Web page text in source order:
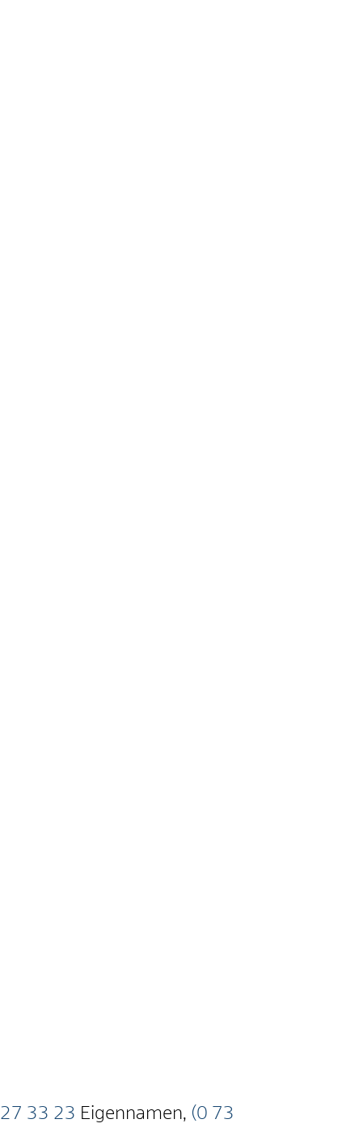
27 33 23 Eigennamen, (0 73